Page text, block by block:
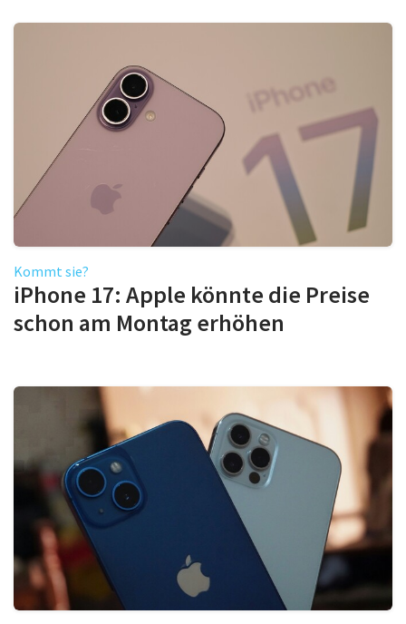
Kommt sie?
iPhone 17: Apple könnte die Preise
schon am Montag erhöhen